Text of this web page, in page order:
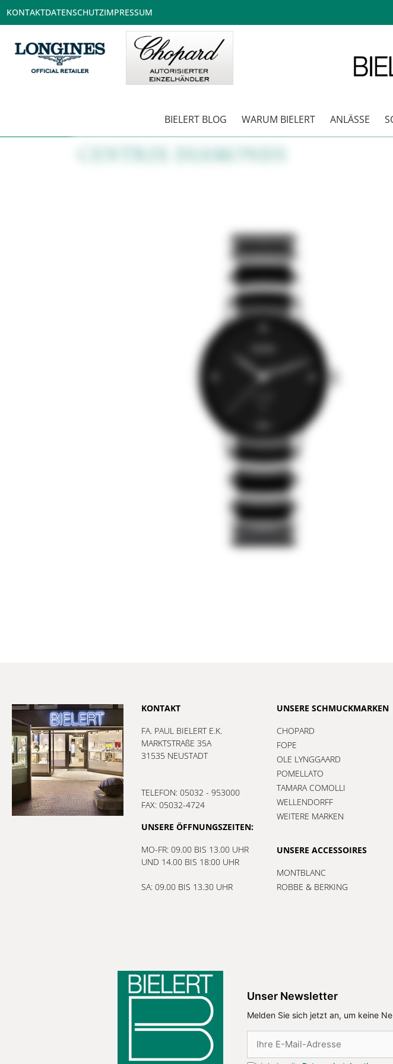
KONTAKTDATENSCHUTZIMPRESSUM
BIELERT BLOG WARUM BIELERT ANLÄSSE
CENTRIX DIAMONDS
KONTAKT
FA. PAUL BIELERT E.K.
MARKTSTRAßE 35A
31535 NEUSTADT
TELEFON: 05032 - 953000
FAX: 05032-4724
UNSERE ÖFFNUNGSZEITEN:
MO-FR: 09.00 BIS 13.00 UHR
UND 14.00 BIS 18:00 UHR
SA: 09.00 BIS 13.30 UHR
UNSERE SCHMUCKMARKEN
CHOPARD
FOPE
OLE LYNGGAARD
POMELLATO
TAMARA COMOLLI
WELLENDORFF
WEITERE MARKEN
UNSERE ACCESSOIRES
MONTBLANC
ROBBE & BERKING
Unser Newsletter
Melden Sie sich jetzt an, um keine